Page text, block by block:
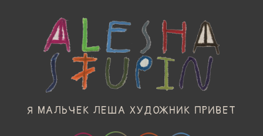
Я МАЛЬЧЕК ЛЕША ХУДОЖНИК ПРИВЕТ